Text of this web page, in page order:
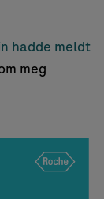
hadde meldt
meg